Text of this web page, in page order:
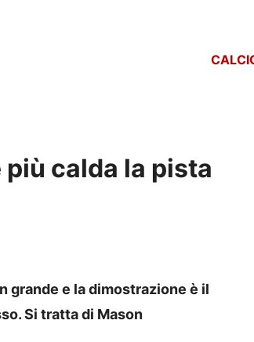
calda la pista
grande e la dimostrazione è il
Si tratta di Mason